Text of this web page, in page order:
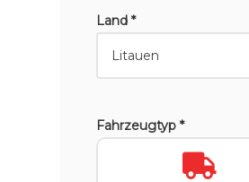
Land *
Fahrzeugtyp *